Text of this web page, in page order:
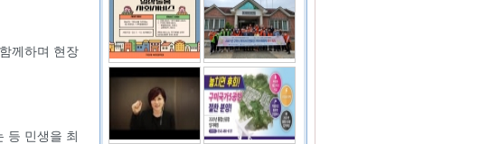
께하며 현장
등 민생을 최